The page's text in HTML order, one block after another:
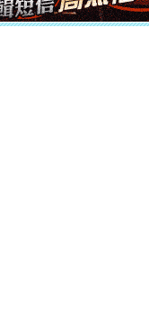
[元旦]当
泣，这痛